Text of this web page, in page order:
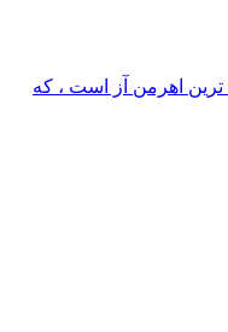
ترین اهرمن آز است ، که